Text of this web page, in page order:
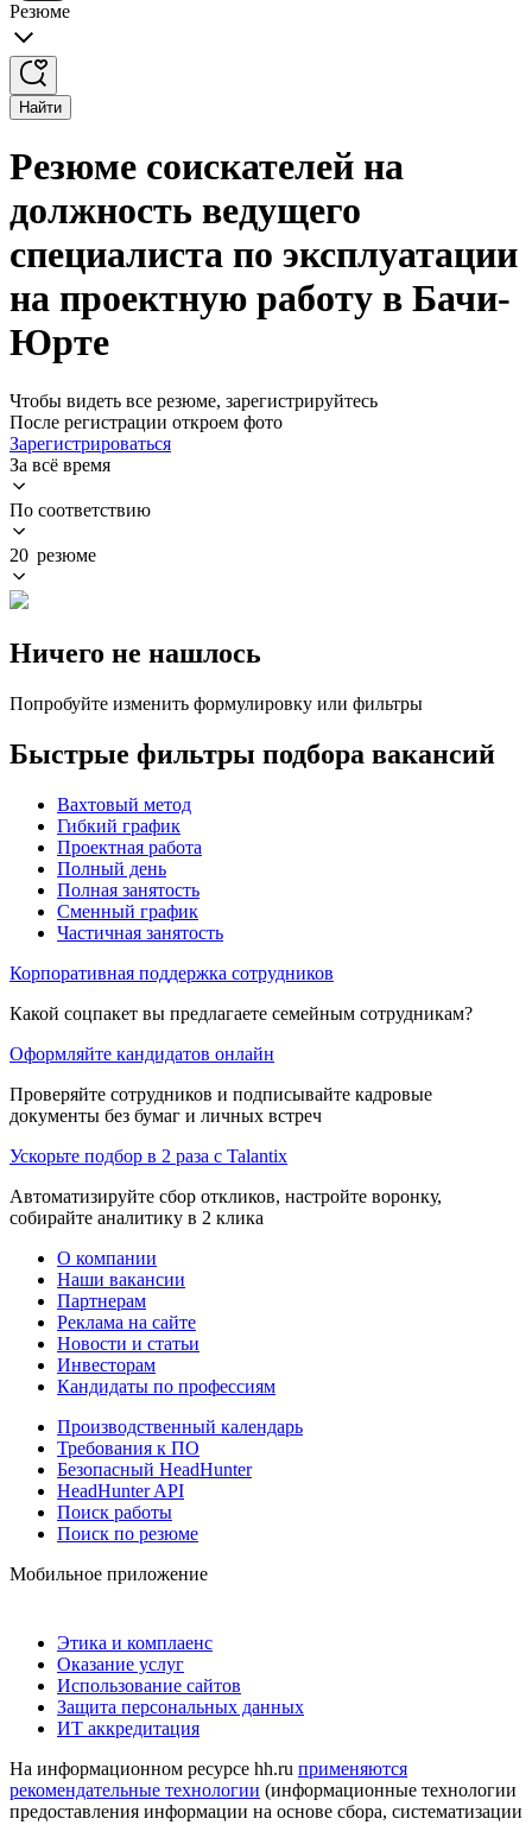
Резюме
Найти
Резюме соискателей на
должность ведущего
специалиста по эксплуатации
на проектную работу в Бачи-
Юрте
Чтобы видеть все резюме, зарегистрируйтесь
После регистрации откроем фото
Зарегистрироваться
За всё время
По соответствию
20 резюме
Ничего не нашлось
Попробуйте изменить формулировку или фильтры
Быстрые фильтры подбора вакансий
Вахтовый метод
Гибкий график
Проектная работа
Полный день
Полная занятость
Сменный график
Частичная занятость
Корпоративная поддержка сотрудников
Какой соцпакет вы предлагаете семейным сотрудникам?
Оформляйте кандидатов онлайн
Проверяйте сотрудников и подписывайте кадровые
документы без бумаг и личных встреч
Ускорьте подбор в 2 раза с Talantix
Автоматизируйте сбор откликов, настройте воронку,
собирайте аналитику в 2 клика
О компании
Наши вакансии
Партнерам
Реклама на сайте
Новости и статьи
Инвесторам
Кандидаты по профессиям
Производственный календарь
Требования к ПО
Безопасный HeadHunter
HeadHunter API
Поиск работы
Поиск по резюме
Мобильное приложение
Этика и комплаенс
Оказание услуг
Использование сайтов
Защита персональных данных
ИТ аккредитация
На информационном ресурсе hh.ru применяются
рекомендательные технологии (информационные технологии
предоставления информации на основе сбора, систематизации